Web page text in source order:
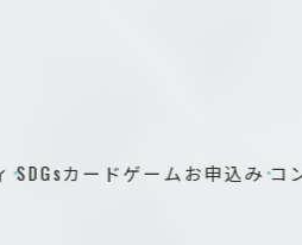
SDGsカードゲームお申込み コ